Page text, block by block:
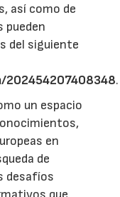
así como de
pueden
del siguiente
.
un espacio
en
de
desafíos